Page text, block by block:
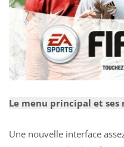
Le menu principal et ses
Une nouvelle interface